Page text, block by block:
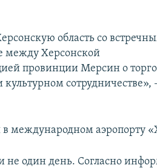
область со
между Херсонской
провинции Мерсин о
сотрудничестве»,
в международном аэропорту
не один день. Согласно